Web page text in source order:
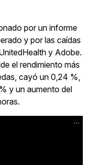
por un informe
y por las caídas
y Adobe.
el rendimiento más
cayó un 0,24 %,
y un aumento del